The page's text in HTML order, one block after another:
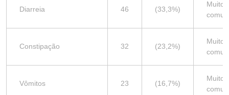
Diarreia 46 (33,3%)
Muito
Constipação 32 (23,2%)
Muito
Vômitos 23 (16,7%)
Muito